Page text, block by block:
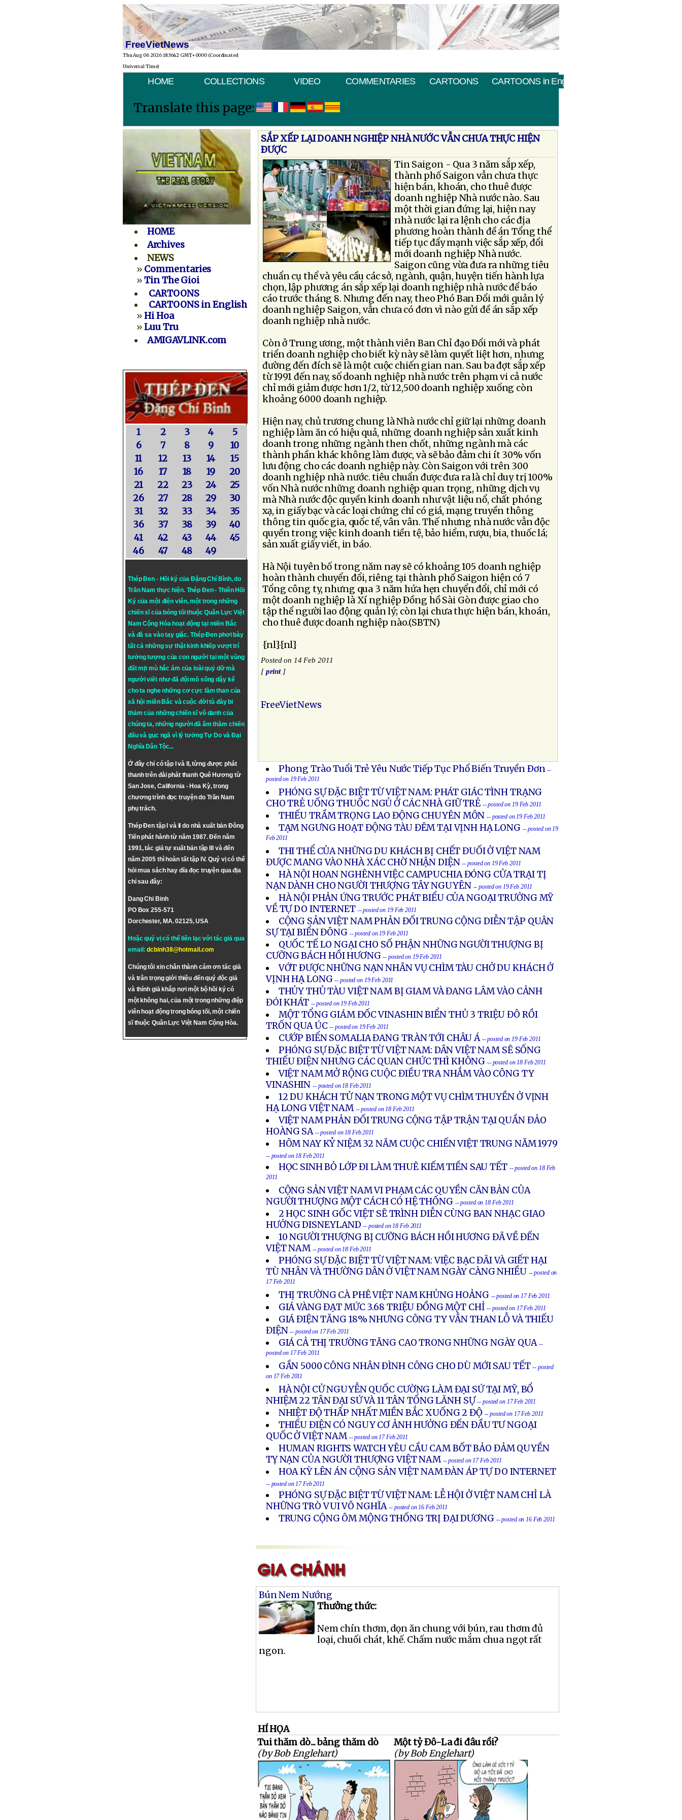
FreeVietNews
Thu Aug 06 2026 18:36:42 GMT+0000 (Coordinated
Universal Time)
HOME COLLECTIONS VIDEO COMMENTARIES CARTOONS CARTOONS in English
Translate this page:
HOME
Archives
NEWS
» Commentaries
»Tin The Gioi
CARTOONS
CARTOONS in English
»Hi Hoa
»Luu Tru
AMIGAVLINK.com
1 2 3 4
5
6
7 8 9
10
11
12 13 14
15
16
17 18 19
20
21
22 23 24
25
26
27 28 29
30
31
32 33 34
35
36
37 38 39
40
41
42 43 44
45
46
47 48 49
Thép Đen - Hồi ký của Đặng Chí Bình, do
Trần Nam thực hiện. Thép Đen- Thiên Hồi
Ký của một điện viên, một trong những
chiến sĩ của bóng tối thuộc Quân Lực Việt
Nam Cộng Hòa hoạt động tại miền Bắc
và đã sa vào tay giặc. Thép Đen phơi bày
tất cả những sự thật kinh khiếp vượt trí
tưởng tượng của con người tại một vùng
đất mịt mù hắc ám của loài quỷ dữ mà
người viết như đã đội mồ sống dậy kể
cho ta nghe những cơ cực lầm than của
xã hội miền Bắc và cuộc đời tù đày bi
thảm của những chiến sĩ vô danh của
chúng ta, những người đã âm thầm chiến
đấu và gục ngã vì lý tưởngTự DovàĐại
Nghĩa Dân Tộc...
Ở đây chỉ có tập I và II, từng được phát
thanh trên đài phát thanh Quê Hương từ
San Jose, California - Hoa Kỳ, trong
chương trình đọc truyện do Trần Nam
phụ trách.
Thép Đen tập I và II do nhà xuất bản Đông
Tiến phát hành từ năm 1987. Đến năm
1991, tác giả tự xuất bản tập III và đến
năm 2005 thì hoàn tất tập IV. Quý vị có thể
hỏi mua sách hay dĩa đọc truyện qua địa
chỉ sau đây:
Dang Chi Binh
PO Box 255-571
Dorchester, MA. 02125, USA
Hoặc quý vị có thể liên lạc với tác giả qua
email:dcbinh38@hotmail.com
Chúng tôi xin chân thành cám ơn tác giả
và trân trọng giới thiệu đến quý độc giả
và thính giả khắp nơi một bộ hồi ký có
một không hai, của một trong những điệp
viên hoạt động trong bóng tối, một chiến
sĩ thuộc Quân Lực Việt Nam Cộng Hòa.
SẮP XẾP LẠI DOANH NGHIỆP NHÀ NƯỚC VẪN CHƯA THỰC HIỆN
ÐƯỢC
Tin Saigon - Qua 3 năm sắp xếp,
thành phố Saigon vẫn chưa thực
hiện bán, khoán, cho thuê được
doanh nghiệp Nhà nước nào. Sau
một thời gian đứng lại, hiện nay
nhà nước lại ra lệnh cho các địa
phương hoàn thành đề án Tổng thể
tiếp tục đẩy mạnh việc sắp xếp, đổi
mới doanh nghiệp Nhà nước.
Saigon cũng vừa đưa ra những tiêu
chuẩn cụ thể và yêu cầu các sở, ngành, quận, huyện tiến hành lựa
chọn, lập phương án sắp xếp lại doanh nghiệp nhà nước để báo
cáo trước tháng 8. Nhưng đến nay, theo Phó Ban Ðổi mới quản lý
doanh nghiệp Saigon, vẫn chưa có đơn vì nào gửi đề án sắp xếp
doanh nghiệp nhà nước.
Còn ở Trung ương, một thành viên Ban Chỉ đạo Ðổi mới và phát
triển doanh nghiệp cho biết kỳ này sẽ làm quyết liệt hơn, nhưng
đường đến đích sẽ là một cuộc chiến gian nan. Sau ba đợt sắp xếp
từ 1991 đến nay, số doanh nghiệp nhà nước trên phạm vi cả nước
chỉ mới giảm được hơn 1/2, từ 12,500 doanh nghiệp xuống còn
khoảng 6000 doanh nghiệp.
Hiện nay, chủ trương chung là Nhà nước chỉ giữ lại những doanh
nghiệp làm ăn có hiệu quả, những doanh nghiệp sản xuất kinh
doanh trong những ngành then chốt, những ngành mà các
thành phần khác không làm được, và sẽ bảo đảm chi ít 30% vốn
lưu động cho các doanh nghiệp này. Còn Saigon với trên 300
doanh nghiệp nhà nước. tiêu chuẩn được đưa ra là chỉ duy trị 100%
vốn Nhà nước những doanh nghiệp quan trọng, những dịch vụ
mà Nhà nước độc quyền kinh doanh như vật liệu nổ, chất phóng
xạ, in giấy bạc và các loại chứng chỉ có giá, mạng truyền thông
thông tin quốc gia, quốc tế, vân vân. Thế nhưng nhà nước vẫn độc
quyền trong việc kinh doanh tiền tệ, bảo hiểm, rượu, bia, thuốc lá;
sản xuất giấy viết, in báo.
Hà Nội tuyên bố trong năm nay sẽ có khoảng 105 doanh nghiệp
hoàn thành chuyển đổi, riêng tại thành phố Saigon hiện có 7
Tổng công ty, nhưng qua 3 năm hứa hẹn chuyển đổi, chỉ mới có
một doanh nghiệp là Xí nghiệp Ðồng hồ Sài Gòn được giao cho
tập thể người lao động quản lý; còn lại chưa thực hiện bán, khoán,
cho thuê được doanh nghiệp nào.(SBTN)
{nl}{nl}
Posted on 14 Feb 2011
[print]
FreeVietNews
Phong Trào Tuổi Trẻ Yêu Nước Tiếp Tục Phổ Biến Truyền Ðơn--
posted on 19 Feb 2011
PHÓNG SỰ ĐẶC BIỆT TỪ VIỆT NAM: PHÁT GIÁC TÌNH TRẠNG
CHO TRẺ UỐNG THUỐC NGỦ Ở CÁC NHÀ GIỮ TRẺ -- posted on 19 Feb 2011
THIẾU TRẦM TRỌNG LAO ĐỘNG CHUYÊN MÔN-- posted on 19 Feb 2011
TẠM NGƯNG HOẠT ĐỘNG TÀU ĐÊM TẠI VỊNH HẠ LONG -- posted on 19
Feb 2011
THI THỂ CỦA NHỮNG DU KHÁCH BỊ CHẾT ĐUỐI Ở VIỆT NAM
ĐƯỢC MANG VÀO NHÀ XÁC CHỜ NHẬN DIỆN -- posted on 19 Feb 2011
HÀ NỘI HOAN NGHÊNH VIỆC CAMPUCHIA ĐÓNG CỬA TRẠI TỊ
NẠN DÀNH CHO NGƯỜI THƯỢNG TÂY NGUYÊN -- posted on 19 Feb 2011
HÀ NỘI PHẢN ỨNG TRƯỚC PHÁT BIỂU CỦA NGOẠI TRƯỞNG MỸ
VỀ TỰ DO INTERNET -- posted on 19 Feb 2011
CỘNG SẢN VIỆT NAM PHẢN ĐỐI TRUNG CỘNG DIỄN TẬP QUÂN
SỰ TẠI BIỂN ĐÔNG -- posted on 19 Feb 2011
QUỐC TẾ LO NGẠI CHO SỐ PHẬN NHỮNG NGƯỜI THƯỢNG BỊ
CƯỠNG BÁCH HỒI HƯƠNG -- posted on 19 Feb 2011
VỚT ÐƯỢC NHỮNG NẠN NHÂN VỤ CHÌM TÀU CHỞ DU KHÁCH Ở
VỊNH HẠ LONG -- posted on 19 Feb 2011
THỦY THỦ TÀU VIỆT NAM BỊ GIAM VÀ ĐANG LÂM VÀO CẢNH
ĐÓI KHÁT -- posted on 19 Feb 2011
MỘT TỔNG GIÁM ĐỐC VINASHIN BIỂN THỦ 3 TRIỆU ĐÔ RỒI
TRỐN QUA ÚC -- posted on 19 Feb 2011
CƯỚP BIỂN SOMALIA ĐANG TRÀN TỚI CHÂU Á -- posted on 19 Feb 2011
PHÓNG SỰ ĐẶC BIỆT TỪ VIỆT NAM: DÂN VIỆT NAM SẼ SỐNG
THIẾU ĐIỆN NHƯNG CÁC QUAN CHỨC THÌ KHÔNG -- posted on 18 Feb 2011
VIỆT NAM MỞ RỘNG CUỘC ĐIỀU TRA NHẮM VÀO CÔNG TY
VINASHIN -- posted on 18 Feb 2011
12 DU KHÁCH TỬ NẠN TRONG MỘT VỤ CHÌM THUYỀN Ở VỊNH
HẠ LONG VIỆT NAM -- posted on 18 Feb 2011
VIỆT NAM PHẢN ĐỐI TRUNG CỘNG TẬP TRẬN TẠI QUẦN ĐẢO
HOÀNG SA -- posted on 18 Feb 2011
HÔM NAY KỶ NIỆM 32 NĂM CUỘC CHIẾN VIỆT TRUNG NĂM 1979
-- posted on 18 Feb 2011
HỌC SINH BỎ LỚP ĐI LÀM THUÊ KIẾM TIỀN SAU TẾT -- posted on 18 Feb
2011
CỘNG SẢN VIỆT NAM VI PHẠM CÁC QUYỀN CĂN BẢN CỦA
NGƯỜI THƯỢNG MỘT CÁCH CÓ HỆ THỐNG -- posted on 18 Feb 2011
2 HỌC SINH GỐC VIỆT SẼ TRÌNH DIỄN CÙNG BAN NHẠC GIAO
HƯỞNG DISNEYLAND -- posted on 18 Feb 2011
10 NGƯỜI THƯỢNG BỊ CƯỠNG BÁCH HỒI HƯƠNG ĐÃ VỀ ĐẾN
VIỆT NAM -- posted on 18 Feb 2011
PHÓNG SỰ ĐẶC BIỆT TỪ VIỆT NAM: VIỆC BẠC ĐÃI VÀ GIẾT HẠI
TÙ NHÂN VÀ THƯỜNG DÂN Ở VIỆT NAM NGÀY CÀNG NHIỀU -- posted on
17 Feb 2011
THỊ TRƯỜNG CÀ PHÊ VIỆT NAM KHỦNG HOẢNG -- posted on 17 Feb 2011
GIÁ VÀNG ĐẠT MỨC 3.68 TRIỆU ĐỒNG MỘT CHỈ-- posted on 17 Feb 2011
GIÁ ĐIỆN TĂNG 18% NHƯNG CÔNG TY VẪN THAN LỖ VÀ THIẾU
ĐIỆN -- posted on 17 Feb 2011
GIÁ CẢ THỊ TRƯỜNG TĂNG CAO TRONG NHỮNG NGÀY QUA --
posted on 17 Feb 2011
GẦN 5000 CÔNG NHÂN ÐÌNH CÔNG CHO DÙ MỚI SAU TẾT-- posted
on 17 Feb 2011
HÀ NỘI CỬ NGUYỄN QUỐC CƯỜNG LÀM ĐẠI SỨ TẠI MỸ, BỔ
NHIỆM 22 TÂN ĐẠI SỨ VÀ 11 TÂN TỔNG LÃNH SỰ -- posted on 17 Feb 2011
NHIỆT ĐỘ THẤP NHẤT MIỀN BẮC XUỐNG 2 ĐỘ -- posted on 17 Feb 2011
THIẾU ĐIỆN CÓ NGUY CƠ ẢNH HƯỞNG ĐẾN ĐẦU TƯ NGOẠI
QUỐC Ở VIỆT NAM -- posted on 17 Feb 2011
HUMAN RIGHTS WATCH YÊU CẦU CAM BỐT BẢO ĐẢM QUYỀN
TỴ NẠN CỦA NGƯỜI THƯỢNG VIỆT NAM -- posted on 17 Feb 2011
HOA KỲ LÊN ÁN CỘNG SẢN VIỆT NAM ÐÀN ÁP TỰ DO INTERNET
-- posted on 17 Feb 2011
PHÓNG SỰ ĐẶC BIỆT TỪ VIỆT NAM: LỄ HỘI Ở VIỆT NAM CHỈ LÀ
NHỮNG TRÒ VUI VÔ NGHĨA -- posted on 16 Feb 2011
TRUNG CỘNG ÔM MỘNG THỐNG TRỊ ÐẠI DƯƠNG -- posted on 16 Feb 2011
Bún Nem Nướng
Thưởng thức:
Nem chín thơm, dọn ăn chung với bún, rau thơm đủ
loại, chuối chát, khế. Chấm nước mắm chua ngọt rất
ngon.
HÍ HỌA
Tui thăm dò... bảng thăm dò
(by Bob Englehart)
Một tỷ Đô-La đi đâu rồi?
(by Bob Englehart)